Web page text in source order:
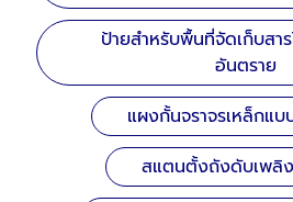
ป้ายสำหรับพื้นที่จัดเก็บสา
อันตราย
แผงกั้นจราจรเหล็กแบ
สแตนตั้งถังดับเพลิ